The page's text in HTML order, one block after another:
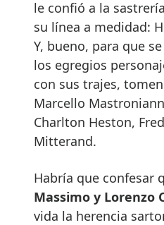
le confió a la
su línea a medidad:
Y, bueno, para que
los egregios
con sus trajes,
Marcello
Charlton Heston,
Mitterand.
Habría que confesar
Massimo y Lorenzo
vida la herencia